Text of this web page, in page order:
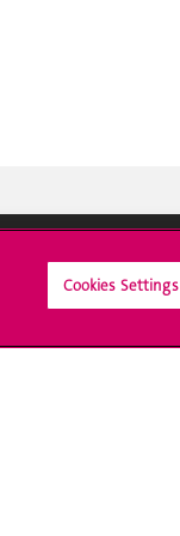
informe
Cookies Settings